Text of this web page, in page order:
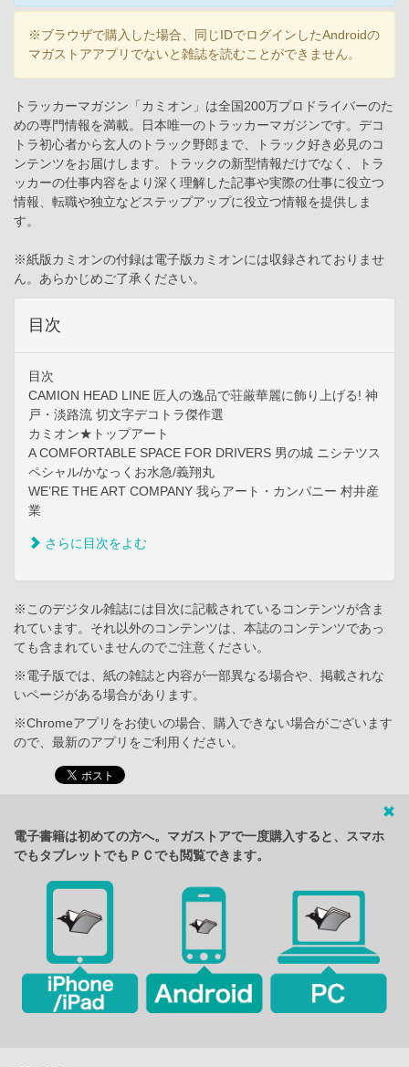
※ブラウザで購入した場合、同じIDでログインしたAndroidの
マガストアアプリでないと雑誌を読むことができません。
トラッカーマガジン「カミオン」は全国200万プロドライバーのた
めの専門情報を満載。日本唯一のトラッカーマガジンです。デコ
トラ初心者から玄人のトラック野郎まで、トラック好き必見のコ
ンテンツをお届けします。トラックの新型情報だけでなく、トラ
ッカーの仕事内容をより深く理解した記事や実際の仕事に役立つ
情報、転職や独立などステップアップに役立つ情報を提供しま
す。
※紙版カミオンの付録は電子版カミオンには収録されておりませ
ん。あらかじめご了承ください。
目次
目次
CAMION HEAD LINE 匠人の逸品で荘厳華麗に飾り上げる! 神
戸・淡路流 切文字デコトラ傑作選
カミオン★トップアート
A COMFORTABLE SPACE FOR DRIVERS 男の城 ニシテツス
ペシャル/かなっくお水急/義翔丸
WE’RE THE ART COMPANY 我らアート・カンパニー 村井産
業
さらに目次をよむ
※このデジタル雑誌には目次に記載されているコンテンツが含ま
れています。それ以外のコンテンツは、本誌のコンテンツであっ
ても含まれていませんのでご注意ください。
※電子版では、紙の雑誌と内容が一部異なる場合や、掲載されな
いページがある場合があります。
※Chromeアプリをお使いの場合、購入できない場合がございます
ので、最新のアプリをご利用ください。
電子書籍は初めての方へ。マガストアで一度購入すると、スマホ
でもタブレットでもＰＣでも閲覧できます。